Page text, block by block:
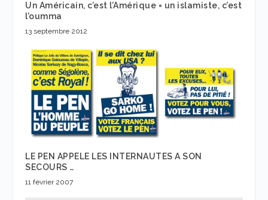
Un Américain, c’est l’Amérique = un islamiste, c’est
l’oumma
13 septembre 2012
LE PEN APPELE LES INTERNAUTES A SON
SECOURS …
11 février 2007